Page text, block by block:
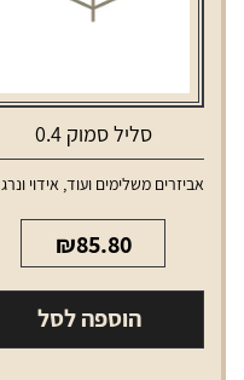
סליל סמוק 0.4
אביזרים משלימים ועוד, אידוי ונרגילות
₪85.80
הוספה לסל